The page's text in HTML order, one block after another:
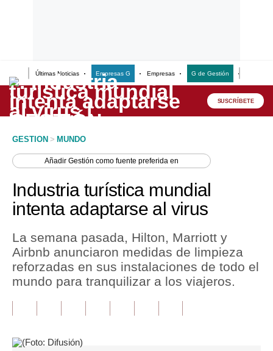
Últimas Noticias Empresas G Empresas G de Gestión
Lo último
Peru Quiosco
Economía
Perú
Política
Inmobiliarias
SUSCRÍBETE
GESTION > MUNDO
AñadirGestión como fuente preferida en
Industria turística mundial
intenta adaptarse al virus
La semana pasada, Hilton, Marriott y
Airbnb anunciaron medidas de limpieza
reforzadas en sus instalaciones de todo el
mundo para tranquilizar a los viajeros.